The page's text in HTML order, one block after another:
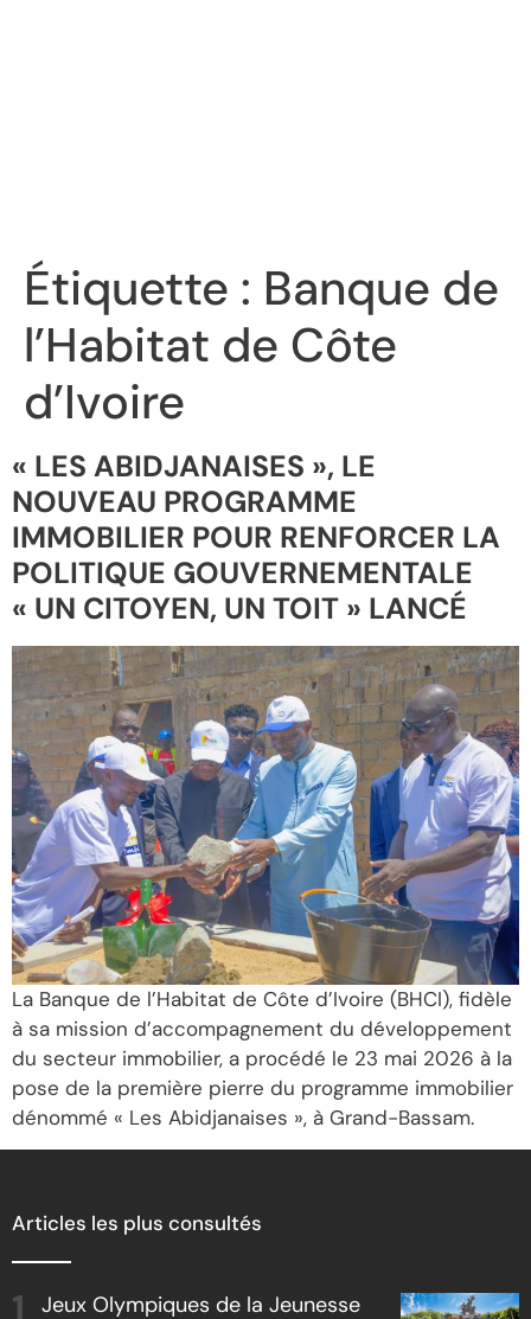
Étiquette : Banque de
l’Habitat de Côte
d’Ivoire
« LES ABIDJANAISES », LE
NOUVEAU PROGRAMME
IMMOBILIER POUR RENFORCER LA
POLITIQUE GOUVERNEMENTALE
« UN CITOYEN, UN TOIT » LANCÉ
La Banque de l’Habitat de Côte d’Ivoire (BHCI), fidèle
à sa mission d’accompagnement du développement
du secteur immobilier, a procédé le 23 mai 2026 à la
pose de la première pierre du programme immobilier
dénommé « Les Abidjanaises », à Grand-Bassam.
Articles les plus consultés
Jeux Olympiques de la Jeunesse